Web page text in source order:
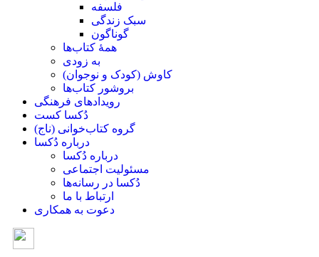
فلسفه
سبک زندگی
گوناگون
همۀ کتاب‌ها
به زودی
کاوش (کودک و ‌نوجوان)
بروشور کتاب‌ها
رویدادهای فرهنگی
دُکسا کست
گروه کتاب‌خوانی (ناج)
درباره دُکسا
درباره دُکسا
مسئولیت اجتماعی
دُکسا در رسانه‌ها
ارتباط با ما
دعوت به همکاری